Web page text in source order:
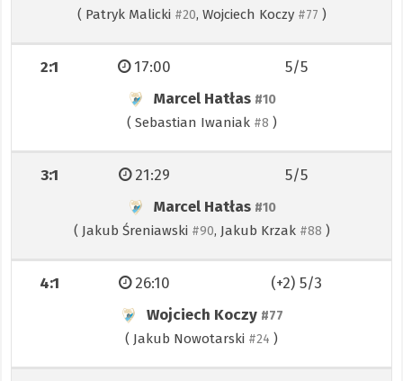
( Patryk Malicki #20, Wojciech Koczy #77 )
2:1
Marcel Hatłas #10
( Sebastian Iwaniak #8 )
5/5
17:00
3:1
Marcel Hatłas #10
( Jakub Śreniawski #90, Jakub Krzak #88 )
5/5
21:29
4:1
Wojciech Koczy #77
( Jakub Nowotarski #24 )
(+2) 5/3
26:10